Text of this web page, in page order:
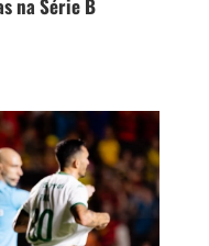
na Série B